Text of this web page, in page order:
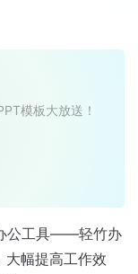
模板大放送！
公工具——轻竹办
大幅提高工作效